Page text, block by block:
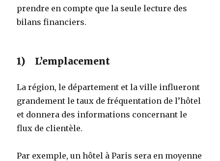
prendre en compte que la seule lecture des
bilans financiers.
1) L’emplacement
La région, le département et la ville influeront
grandement le taux de fréquentation de l’hôtel
et donnera des informations concernant le
flux de clientèle.
Par exemple, un hôtel à Paris sera en moyenne